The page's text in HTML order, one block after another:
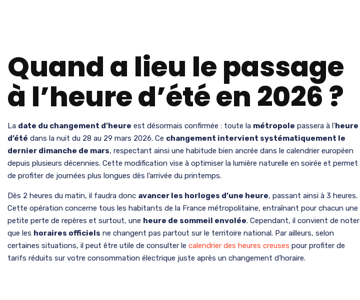
Quand a lieu le passage
à l’heure d’été en 2026 ?
La date du changement d’heure est désormais confirmée : toute la métropole passera à l’heure
d’été dans la nuit du 28 au 29 mars 2026. Ce changement intervient systématiquement le
dernier dimanche de mars, respectant ainsi une habitude bien ancrée dans le calendrier européen
depuis plusieurs décennies. Cette modification vise à optimiser la lumière naturelle en soirée et permet
de profiter de journées plus longues dès l’arrivée du printemps.
Dès 2 heures du matin, il faudra donc avancer les horloges d’une heure, passant ainsi à 3 heures.
Cette opération concerne tous les habitants de la France métropolitaine, entraînant pour chacun une
petite perte de repères et surtout, une heure de sommeil envolée. Cependant, il convient de noter
que les horaires officiels ne changent pas partout sur le territoire national. Par ailleurs, selon
certaines situations, il peut être utile de consulter le calendrier des heures creuses pour profiter de
tarifs réduits sur votre consommation électrique juste après un changement d’horaire.